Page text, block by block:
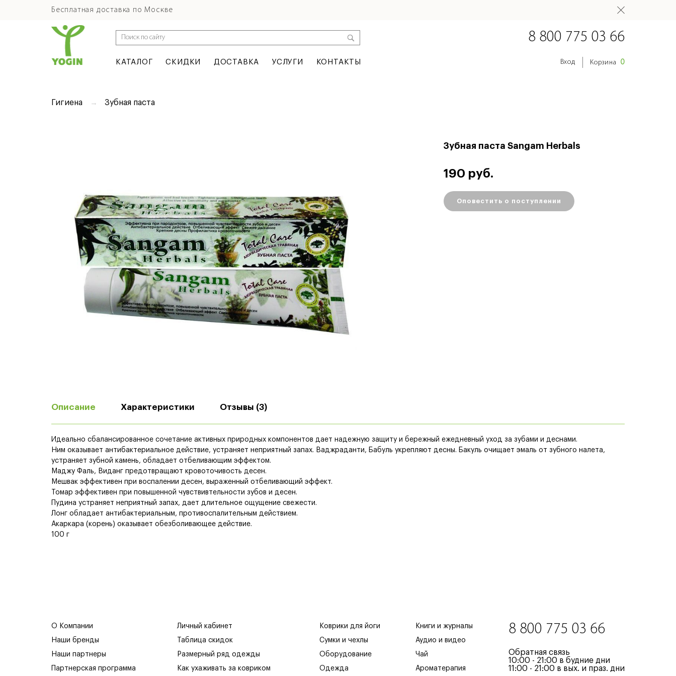
Бесплатная доставка по Москве
КАТАЛОГ СКИДКИ ДОСТАВКА УСЛУГИ КОНТАКТЫ
8 800 775 03 66
Вход Корзина 0
Гигиена Зубная паста
Зубная паста Sangam Herbals
190 руб.
Оповестить о поступлении
Описание Характеристики Отзывы (3)
Идеально сбалансированное сочетание активных природных компонентов дает надежную защиту и бережный ежедневный уход за зубами и деснами.
Ним оказывает антибактериальное действие, устраняет неприятный запах. Ваджраданти, Бабуль укрепляют десны. Бакуль очищает эмаль от зубного налета,
устраняет зубной камень, обладает отбеливающим эффектом.
Маджу Фаль, Виданг предотвращают кровоточивость десен.
Мешвак эффективен при воспалении десен, выраженный отбеливающий эффект.
Томар эффективен при повышенной чувствивтельности зубов и десен.
Пудина устраняет неприятный запах, дает длительное ощущение свежести.
Лонг обладает антибактериальным, противоспалительным действием.
Акаркара (корень) оказывает обезболивающее действие.
100 г
О Компании
Наши бренды
Наши партнеры
Партнерская программа
Личный кабинет
Таблица скидок
Размерный ряд одежды
Как ухаживать за ковриком
Коврики для йоги
Сумки и чехлы
Оборудование
Одежда
Книги и журналы
Аудио и видео
Чай
Ароматерапия
8 800 775 03 66
Обратная связь
10:00 - 21:00 в будние дни
11:00 - 21:00 в вых. и праз. дни